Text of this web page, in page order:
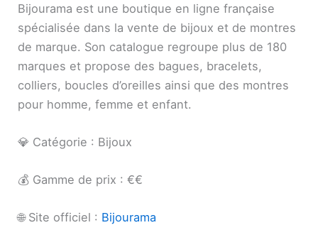
Bijourama est une boutique en ligne française
spécialisée dans la vente de bijoux et de montres
de marque. Son catalogue regroupe plus de 180
marques et propose des bagues, bracelets,
colliers, boucles d’oreilles ainsi que des montres
pour homme, femme et enfant.
💎 Catégorie : Bijoux
💰 Gamme de prix : €€
🌐 Site officiel : Bijourama